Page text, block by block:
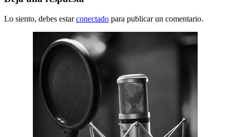
Lo siento, debes estarconectado para publicar un comentario.